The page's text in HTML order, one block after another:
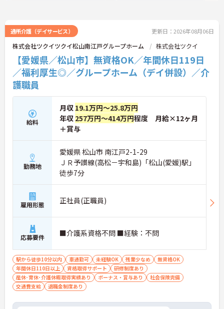
をつけて働ける環境です】
119日がしっかりと確保されています
・毎月1日付与されるリフレッシュ休暇と有給を組
み合わせて連休を取得しプライベートを満喫できま
す
・子育てサポート企業として「くるみん認定」を取
得しており未就学児向けのこども休暇など支援体制
【賞与実績最大185万円◎大手法人ならではの手厚
い待遇と福利厚生が魅力です】
・頑張りをしっかり還元する過去実績最大185万円
の賞与や配偶者・お子様への手厚い扶養手当を支給
・宿泊費補助などが受けられる独自の「ツクイPLU
S」や勤続3年以上の退職金制度を完備しています
・社内規定の範囲内で髪色や髪型をはじめネイルや
まつげエクステが自由であり自分らしさを大切に働
けます
【有資格者のキャリアパス！手厚いチューター制度
がマンツーマンで手厚くフォローするため新しい環
境でも安心です
・資格手当の支給や公的資格取得・自己啓発支援制
度を通じて有資格者のさらなるステップアップを後
押しします
・階層別研修や所属先以外の事業所で行う交換研修
など豊富な教育プログラムで専門職としての成長を
サポートしています
通所介護（デイサービス） 更新日：2026年08月06日
株式会社ツクイツクイ松山南江戸グループホーム 株式会社ツクイ
【愛媛県／松山市】無資格OK／年間休日119日
／福利厚生◎／グループホーム（デイ併設）／介
護職員
給料
月収 19.1万円～25.8万円
年収 257万円～414万円程度 月給×12ヶ月
＋賞与
勤務地
愛媛県 松山市 南江戸2-1-29
ＪＲ予讃線(高松－宇和島)「松山(愛媛)駅」
徒歩7分
雇用形態 正社員(正職員)
応募要件 ■介護系資格不問 ■経験：不問
駅から徒歩10分以内 車通勤可 未経験OK 残業少なめ
無資格OK
年間休日110日以上
資格取得サポート
研修制度あり
産休･育休･介護休暇取得実績あり
ボーナス・賞与あり
社会保険完備
交通費支給
退職金制度あり